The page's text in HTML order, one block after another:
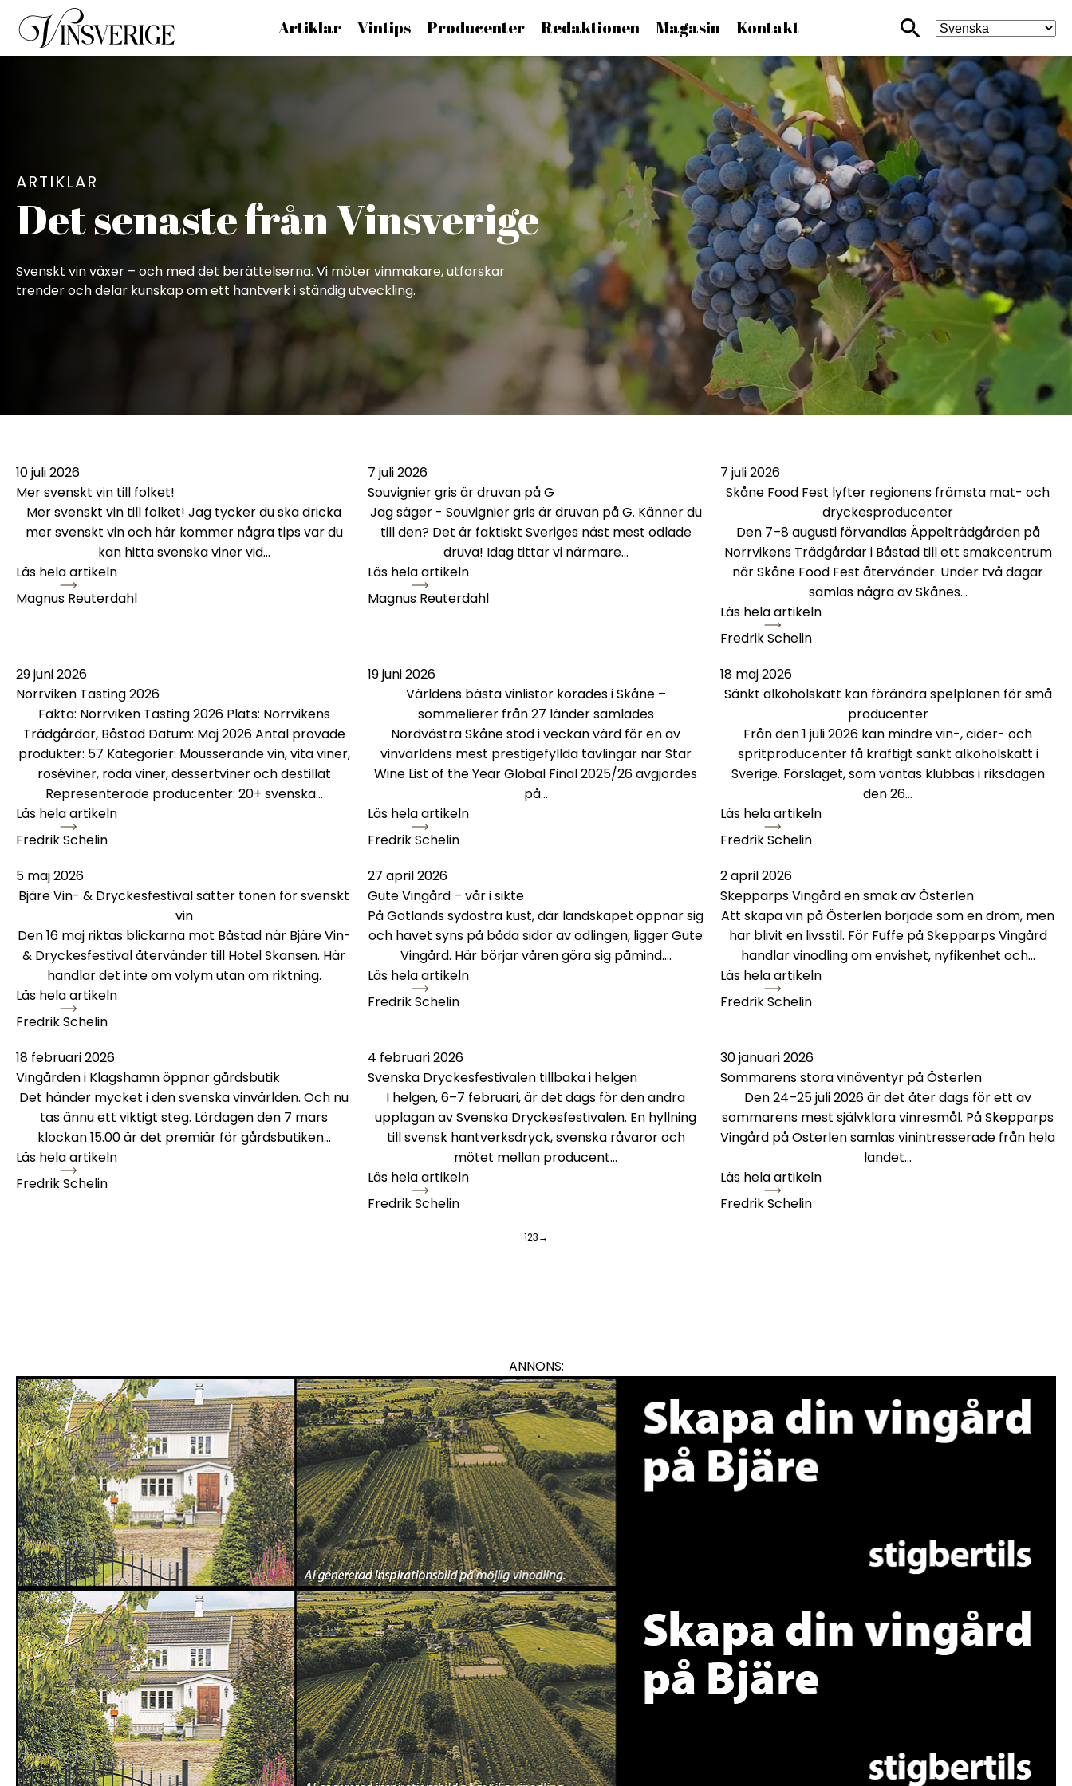
Till startsidan Artiklar Vintips Producenter Redaktionen Magasin Kontakt Sökikon
ARTIKLAR
Det senaste från Vinsverige
Svenskt vin växer – och med det berättelserna. Vi möter vinmakare, utforskar
trender och delar kunskap om ett hantverk i ständig utveckling.
Mer svenskt vin till folket!
10 juli 2026
Mer svenskt vin till folket!
Mer svenskt vin till folket! Jag tycker du ska dricka
mer svenskt vin och här kommer några tips var du
kan hitta svenska viner vid…
Läs hela artikeln
Magnus Reuterdahl
Souvignier gris är druvan på G
7 juli 2026
Souvignier gris är druvan på G
Jag säger - Souvignier gris är druvan på G. Känner du
till den? Det är faktiskt Sveriges näst mest odlade
druva! Idag tittar vi närmare…
Läs hela artikeln
Magnus Reuterdahl
Skåne Food Fest lyfter regionens främsta mat- och
7 juli 2026
Skåne Food Fest lyfter regionens främsta mat- och
dryckesproducenter
Den 7–8 augusti förvandlas Äppelträdgården på
Norrvikens Trädgårdar i Båstad till ett smakcentrum
när Skåne Food Fest återvänder. Under två dagar
samlas några av Skånes…
Läs hela artikeln
Fredrik Schelin
Norrviken Tasting 2026
29 juni 2026
Norrviken Tasting 2026
Fakta: Norrviken Tasting 2026 Plats: Norrvikens
Trädgårdar, Båstad Datum: Maj 2026 Antal provade
produkter: 57 Kategorier: Mousserande vin, vita viner,
roséviner, röda viner, dessertviner och destillat
Representerade producenter: 20+ svenska…
Läs hela artikeln
Fredrik Schelin
Världens bästa vinlistor korades i Skåne – sommelierer från 27 länder samlades
19 juni 2026
Världens bästa vinlistor korades i Skåne –
sommelierer från 27 länder samlades
Nordvästra Skåne stod i veckan värd för en av
vinvärldens mest prestigefyllda tävlingar när Star
Wine List of the Year Global Final 2025/26 avgjordes
på…
Läs hela artikeln
Fredrik Schelin
Sänkt alkoholskatt kan förändra spelplanen för små
18 maj 2026
Sänkt alkoholskatt kan förändra spelplanen för små
producenter
Från den 1 juli 2026 kan mindre vin-, cider- och
spritproducenter få kraftigt sänkt alkoholskatt i
Sverige. Förslaget, som väntas klubbas i riksdagen
den 26…
Läs hela artikeln
Fredrik Schelin
Bjäre Vin- & Dryckesfestival sätter tonen för svenskt vin
5 maj 2026
Bjäre Vin- & Dryckesfestival sätter tonen för svenskt
vin
Den 16 maj riktas blickarna mot Båstad när Bjäre Vin-
& Dryckesfestival återvänder till Hotel Skansen. Här
handlar det inte om volym utan om riktning.
Läs hela artikeln
Fredrik Schelin
Gute Vingård – vår i sikte
27 april 2026
Gute Vingård – vår i sikte
På Gotlands sydöstra kust, där landskapet öppnar sig
och havet syns på båda sidor av odlingen, ligger Gute
Vingård. Här börjar våren göra sig påmind.…
Läs hela artikeln
Fredrik Schelin
Skepparps Vingård en smak av Österlen
2 april 2026
Skepparps Vingård en smak av Österlen
Att skapa vin på Österlen började som en dröm, men
har blivit en livsstil. För Fuffe på Skepparps Vingård
handlar vinodling om envishet, nyfikenhet och…
Läs hela artikeln
Fredrik Schelin
Vingården i Klagshamn öppnar gårdsbutik
18 februari 2026
Vingården i Klagshamn öppnar gårdsbutik
Det händer mycket i den svenska vinvärlden. Och nu
tas ännu ett viktigt steg. Lördagen den 7 mars
klockan 15.00 är det premiär för gårdsbutiken…
Läs hela artikeln
Fredrik Schelin
Svenska Dryckesfestivalen tillbaka i helgen
4 februari 2026
Svenska Dryckesfestivalen tillbaka i helgen
I helgen, 6–7 februari, är det dags för den andra
upplagan av Svenska Dryckesfestivalen. En hyllning
till svensk hantverksdryck, svenska råvaror och
mötet mellan producent…
Läs hela artikeln
Fredrik Schelin
Sommarens stora vinäventyr på Österlen
30 januari 2026
Sommarens stora vinäventyr på Österlen
Den 24–25 juli 2026 är det åter dags för ett av
sommarens mest självklara vinresmål. På Skepparps
Vingård på Österlen samlas vinintresserade från hela
landet…
Läs hela artikeln
Fredrik Schelin
123→
ANNONS:
En annons för viner med varningstext
En annons för viner med varningstext